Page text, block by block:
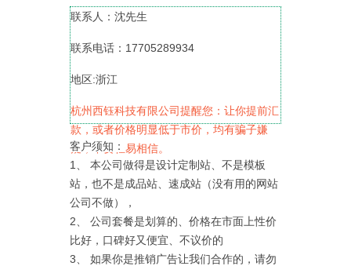
联系人：沈先生
联系电话：17705289934
地区:浙江
杭州西钰科技有限公司提醒您：让你提前汇
款，或者价格明显低于市价，均有骗子嫌
疑，不要轻易相信。
客户须知：
1、 本公司做得是设计定制站、不是模板
站，也不是成品站、速成站（没有用的网站
公司不做），
2、 公司套餐是划算的、价格在市面上性价
比好，口碑好又便宜、不议价的
3、 如果你是推销广告让我们合作的，请勿